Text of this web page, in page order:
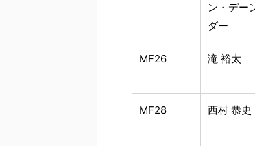
ン・デー
ダー
MF26 滝 裕太
MF28 西村 恭史